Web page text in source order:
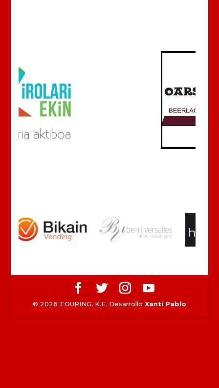
© 2026 TOURING, K.E. Desarrollo Xanti Pablo